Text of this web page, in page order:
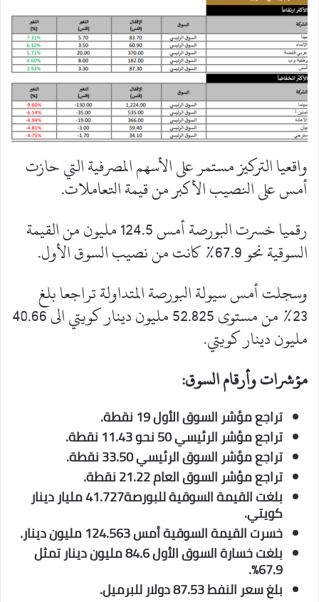
واقعيا التركيز مستمر على الأسهم المصرفية التي حازت
أمس على النصيب الأكبر من قيمة التعاملات.
رقميا خسرت البورصة أمس 124.5 مليون من القيمة
السوقية نحو 67.9% كانت من نصيب السوق الأول.
وسجلت أمس سيولة البورصة المتداولة تراجعا بلغ
23% من مستوى 52.825 مليون دينار كويتي الى 40.66
مليون دينار كويتي.
مؤشرات وأرقام السوق:
تراجع مؤشر السوق الأول 19 نقطة.
تراجع مؤشر الرئيسي 50 نحو 11.43 نقطة.
تراجع مؤشر السوق الرئيسي 33.50 نقطة.
تراجع مؤشر السوق العام 21.22 نقطة.
بلغت القيمة السوقية للبورصة41.727 مليار دينار
كويتي.
خسرت القيمة السوقية أمس 124.563 مليون دينار.
بلغت خسارة السوق الأول 84.6 مليون دينار تمثل
67.9%.
بلغ سعر النفط 87.53 دولار للبرميل.